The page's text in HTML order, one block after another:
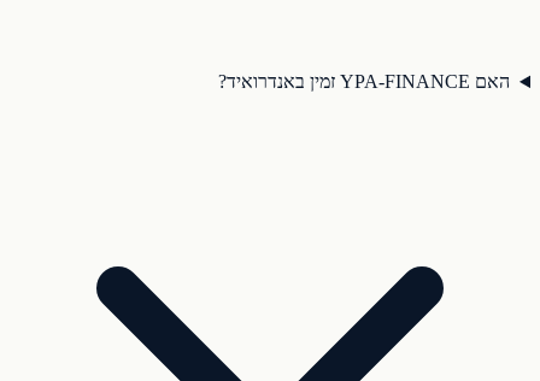
האם YPA-FINANCE זמין באנדרואיד?